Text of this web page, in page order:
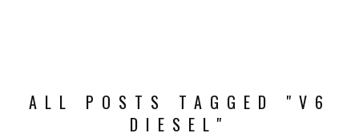
ALL POSTS TAGGED "V6
DIESEL"